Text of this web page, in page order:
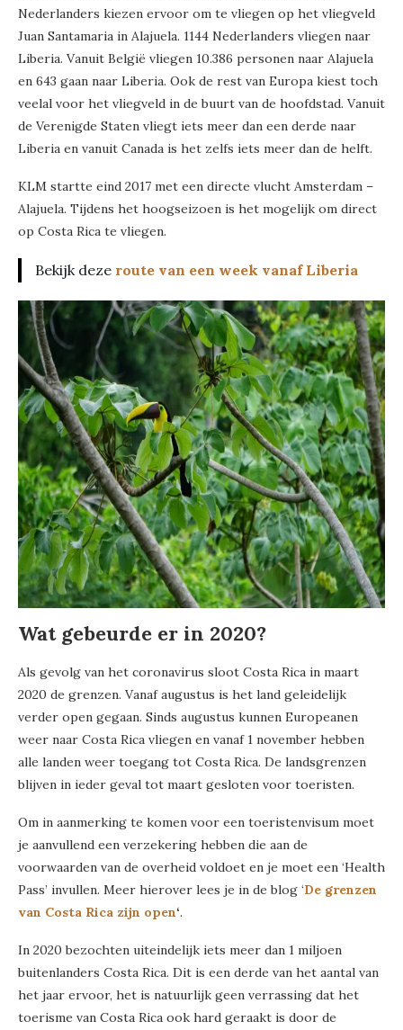
Nederlanders kiezen ervoor om te vliegen op het vliegveld
Juan Santamaria in Alajuela. 1144 Nederlanders vliegen naar
Liberia. Vanuit België vliegen 10.386 personen naar Alajuela
en 643 gaan naar Liberia. Ook de rest van Europa kiest toch
veelal voor het vliegveld in de buurt van de hoofdstad. Vanuit
de Verenigde Staten vliegt iets meer dan een derde naar
Liberia en vanuit Canada is het zelfs iets meer dan de helft.
KLM startte eind 2017 met een directe vlucht Amsterdam –
Alajuela. Tijdens het hoogseizoen is het mogelijk om direct
op Costa Rica te vliegen.
Bekijk deze route van een week vanaf Liberia
Wat gebeurde er in 2020?
Als gevolg van het coronavirus sloot Costa Rica in maart
2020 de grenzen. Vanaf augustus is het land geleidelijk
verder open gegaan. Sinds augustus kunnen Europeanen
weer naar Costa Rica vliegen en vanaf 1 november hebben
alle landen weer toegang tot Costa Rica. De landsgrenzen
blijven in ieder geval tot maart gesloten voor toeristen.
Om in aanmerking te komen voor een toeristenvisum moet
je aanvullend een verzekering hebben die aan de
voorwaarden van de overheid voldoet en je moet een ‘Health
Pass’ invullen. Meer hierover lees je in de blog ‘De grenzen
van Costa Rica zijn open‘.
In 2020 bezochten uiteindelijk iets meer dan 1 miljoen
buitenlanders Costa Rica. Dit is een derde van het aantal van
het jaar ervoor, het is natuurlijk geen verrassing dat het
toerisme van Costa Rica ook hard geraakt is door de